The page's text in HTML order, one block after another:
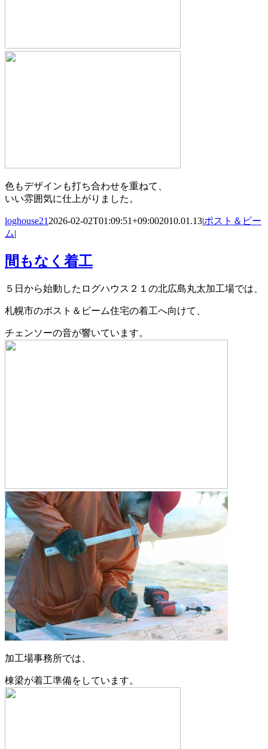
色もデザインも打ち合わせを重ねて、
いい雰囲気に仕上がりました。
loghouse21 2026-02-02T01:09:51+09:002010.01.13|ポスト＆ビー
ム|
間もなく着工
５日から始動したログハウス２１の北広島丸太加工場では、
札幌市のポスト＆ビーム住宅の着工へ向けて、
チェンソーの音が響いています。
加工場事務所では、
棟梁が着工準備をしています。